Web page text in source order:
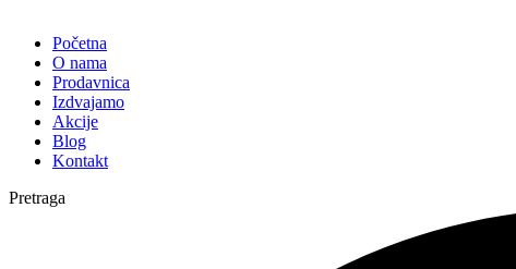
Početna
O nama
Prodavnica
Izdvajamo
Akcije
Blog
Kontakt
Pretraga